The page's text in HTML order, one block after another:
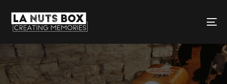
links
primary
navigation
Skip
to